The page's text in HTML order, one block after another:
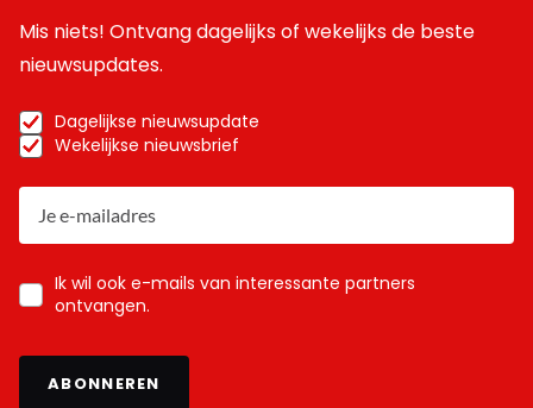
Mis niets! Ontvang dagelijks of wekelijks de beste
nieuwsupdates.
Dagelijkse nieuwsupdate
Wekelijkse nieuwsbrief
Ik wil ook e-mails van interessante partners
ontvangen.
ABONNEREN